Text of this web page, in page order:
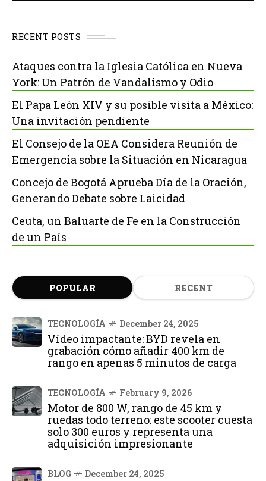
RECENT POSTS
Ataques contra la Iglesia Católica en Nueva
York: Un Patrón de Vandalismo y Odio
El Papa León XIV y su posible visita a México:
Una invitación pendiente
El Consejo de la OEA Considera Reunión de
Emergencia sobre la Situación en Nicaragua
Concejo de Bogotá Aprueba Día de la Oración,
Generando Debate sobre Laicidad
Ceuta, un Baluarte de Fe en la Construcción
de un País
POPULAR RECENT
TECNOLOGÍA December 24, 2025
Vídeo impactante: BYD revela en
grabación cómo añadir 400 km de
rango en apenas 5 minutos de carga
TECNOLOGÍA February 9, 2026
Motor de 800 W, rango de 45 km y
ruedas todo terreno: este scooter cuesta
solo 300 euros y representa una
adquisición impresionante
BLOG December 24, 2025